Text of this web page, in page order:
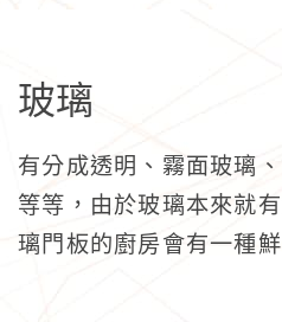
玻璃
有分成透明、霧面玻璃
等等，由於玻璃本來就
璃門板的廚房會有一種